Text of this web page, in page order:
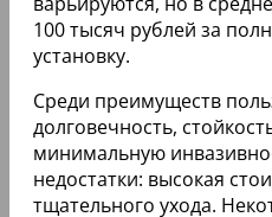
Только стоматолог-
необходимость
люминиры, так как это
повреждению зубной
очередь может
медикаментозного